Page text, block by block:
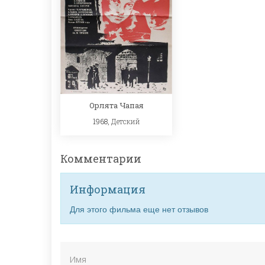
Орлята Чапая
1968, Детский
Комментарии
Информация
Для этого фильма еще нет отзывов